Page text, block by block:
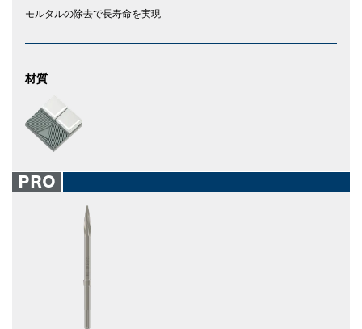
モルタルの除去で長寿命を実現
材質
PRO